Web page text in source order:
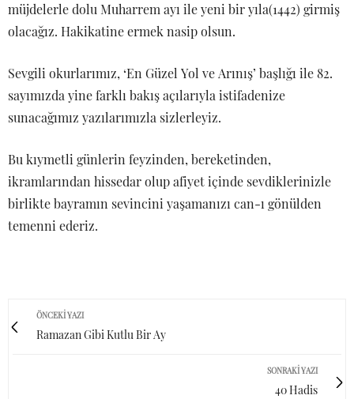
müjdelerle dolu Muharrem ayı ile yeni bir yıla(1442) girmiş
olacağız. Hakikatine ermek nasip olsun.
Sevgili okurlarımız, ‘En Güzel Yol ve Arınış’ başlığı ile 82.
sayımızda yine farklı bakış açılarıyla istifadenize
sunacağımız yazılarımızla sizlerleyiz.
Bu kıymetli günlerin feyzinden, bereketinden,
ikramlarından hissedar olup afiyet içinde sevdiklerinizle
birlikte bayramın sevincini yaşamanızı can-ı gönülden
temenni ederiz.
ÖNCEKI YAZI
Ramazan Gibi Kutlu Bir Ay
SONRAKI YAZI
40 Hadis